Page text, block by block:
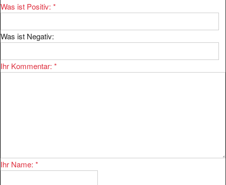
Was ist Positiv: *
Was ist Negativ:
Ihr Kommentar: *
Ihr Name: *